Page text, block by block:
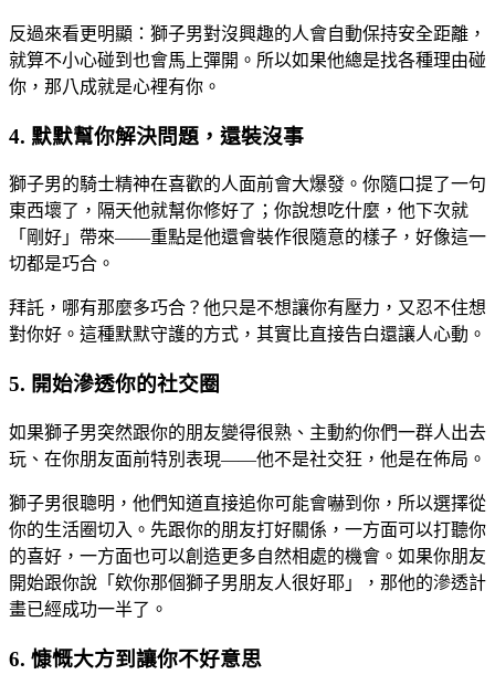
反過來看更明顯：獅子男對沒興趣的人會自動保持安全距離，
就算不小心碰到也會馬上彈開。所以如果他總是找各種理由碰
你，那八成就是心裡有你。
4. 默默幫你解決問題，還裝沒事
獅子男的騎士精神在喜歡的人面前會大爆發。你隨口提了一句
東西壞了，隔天他就幫你修好了；你說想吃什麼，他下次就
「剛好」帶來——重點是他還會裝作很隨意的樣子，好像這一
切都是巧合。
拜託，哪有那麼多巧合？他只是不想讓你有壓力，又忍不住想
對你好。這種默默守護的方式，其實比直接告白還讓人心動。
5. 開始滲透你的社交圈
如果獅子男突然跟你的朋友變得很熟、主動約你們一群人出去
玩、在你朋友面前特別表現——他不是社交狂，他是在佈局。
獅子男很聰明，他們知道直接追你可能會嚇到你，所以選擇從
你的生活圈切入。先跟你的朋友打好關係，一方面可以打聽你
的喜好，一方面也可以創造更多自然相處的機會。如果你朋友
開始跟你說「欸你那個獅子男朋友人很好耶」，那他的滲透計
畫已經成功一半了。
6. 慷慨大方到讓你不好意思